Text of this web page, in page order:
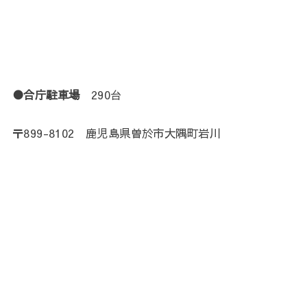
●合庁駐車場290台
〒899-8102 鹿児島県曽於市大隅町岩川